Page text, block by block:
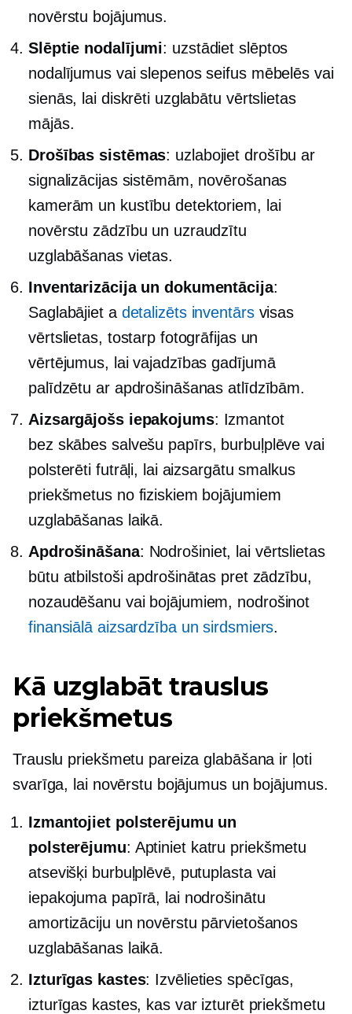
novērstu bojājumus.
Slēptie nodalījumi: uzstādiet slēptos
nodalījumus vai slepenos seifus mēbelēs vai
sienās, lai diskrēti uzglabātu vērtslietas
mājās.
Drošības sistēmas: uzlabojiet drošību ar
signalizācijas sistēmām, novērošanas
kamerām un kustību detektoriem, lai
novērstu zādzību un uzraudzītu
uzglabāšanas vietas.
Inventarizācija un dokumentācija:
Saglabājiet a detalizēts inventārsvisas
vērtslietas, tostarp fotogrāfijas un
vērtējumus, lai vajadzības gadījumā
palīdzētu ar apdrošināšanas atlīdzībām.
Aizsargājošs iepakojums: Izmantot
bez skābes salvešu papīrs, burbuļplēve vai
polsterēti futrāļi, lai aizsargātu smalkus
priekšmetus no fiziskiem bojājumiem
uzglabāšanas laikā.
Apdrošināšana: Nodrošiniet, lai vērtslietas
būtu atbilstoši apdrošinātas pret zādzību,
nozaudēšanu vai bojājumiem, nodrošinot
finansiālā aizsardzība un sirdsmiers.
Kā uzglabāt trauslus
priekšmetus
Trauslu priekšmetu pareiza glabāšana ir ļoti
svarīga, lai novērstu bojājumus un bojājumus.
Izmantojiet polsterējumu un
polsterējumu: Aptiniet katru priekšmetu
atsevišķi burbuļplēvē, putuplasta vai
iepakojuma papīrā, lai nodrošinātu
amortizāciju un novērstu pārvietošanos
uzglabāšanas laikā.
Izturīgas kastes: Izvēlieties spēcīgas,
izturīgas kastes, kas var izturēt priekšmetu